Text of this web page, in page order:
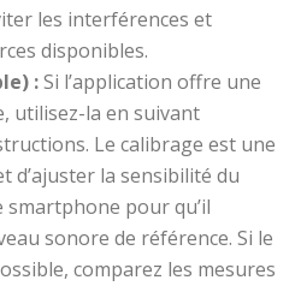
les interférences et
disponibles.
:Si l’application offre une
utilisez-la en suivant
Le calibrage est une
d’ajuster la sensibilité du
pour qu’il
sonore de référence. Si le
comparez les mesures